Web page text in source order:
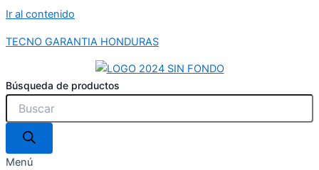
Ir al contenido
TECNO GARANTIA HONDURAS
Búsqueda de productos
Menú